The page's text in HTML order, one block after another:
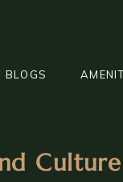
BLOGS
Culture